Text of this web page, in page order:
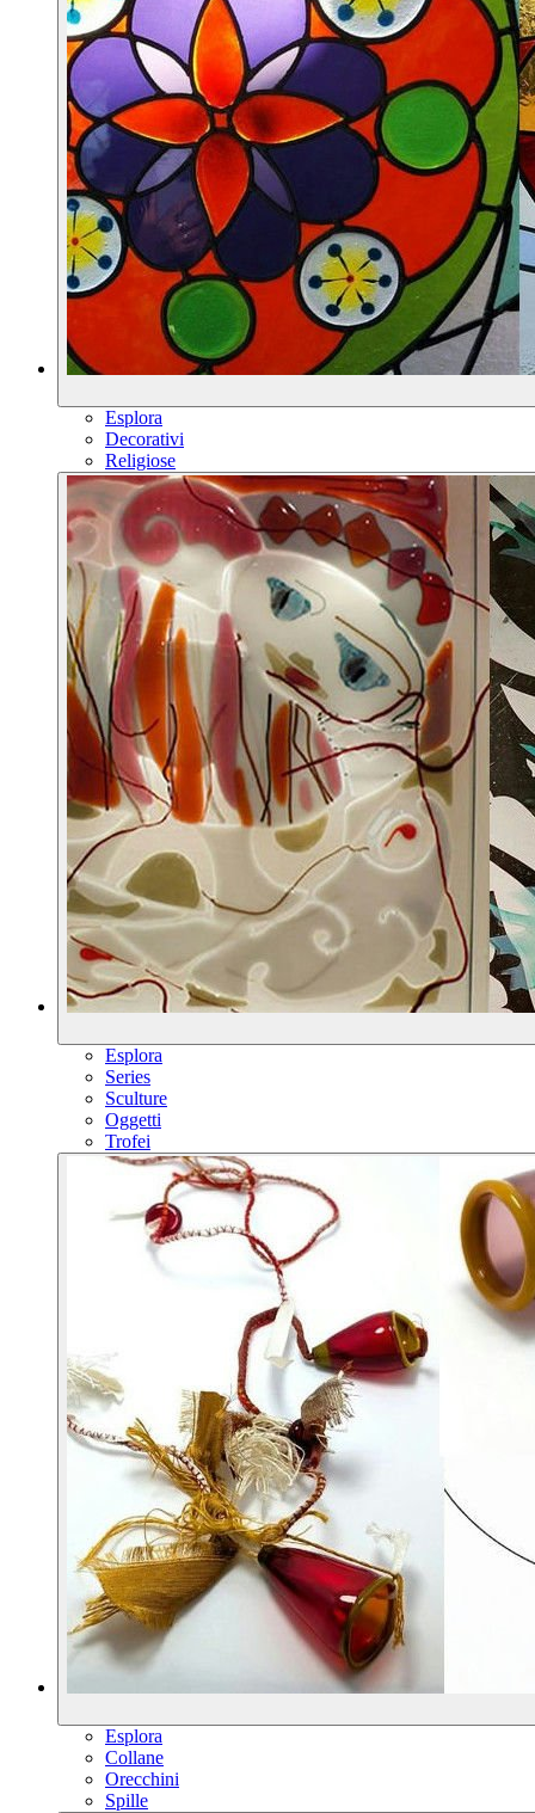
Esplora
Decorativi
Religiose
Esplora
Series
Sculture
Oggetti
Trofei
Esplora
Collane
Orecchini
Spille